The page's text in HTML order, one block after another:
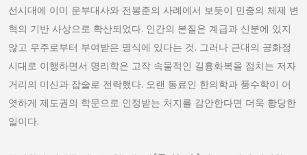
선시대에 이미 운부대사와 전봉준의 사례에서 보듯이 민중의 체제 변
혁의 기반 사상으로 확산되었다. 인간의 본질은 계급과 신분에 있지
않고 우주로부터 부여받은 명식에 있다는 것. 그러나 근대의 공화정
시대로 이행하면서 명리학은 고작 속물적인 길흉화복을 점치는 저자
거리의 미신과 잡술로 전락했다. 오랜 동료인 한의학과 풍수학이 어
엿하게 제도권의 학문으로 인정받는 처지를 감안한다면 더욱 황당한
일이다.